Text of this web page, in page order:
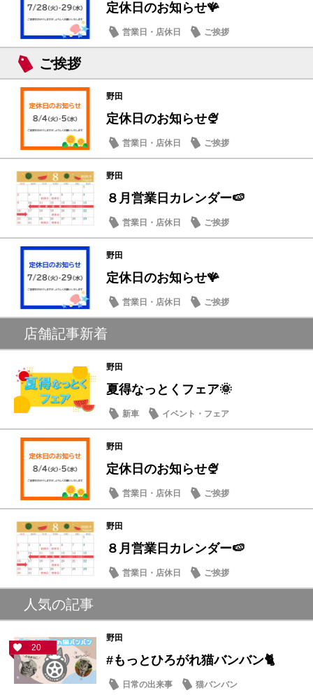
定休日のお知らせ🪸
営業日・店休日 ご挨拶
ご挨拶
野田
定休日のお知らせ🍨
営業日・店休日 ご挨拶
野田
８月営業日カレンダー🍉
営業日・店休日 ご挨拶
野田
定休日のお知らせ🪸
営業日・店休日 ご挨拶
店舗記事新着
野田
夏得なっとくフェア🌞
新車 イベント・フェア
野田
定休日のお知らせ🍨
営業日・店休日 ご挨拶
野田
８月営業日カレンダー🍉
営業日・店休日 ご挨拶
人気の記事
20
野田
#もっとひろがれ猫バンバン🐈
日常の出来事 猫バンバン